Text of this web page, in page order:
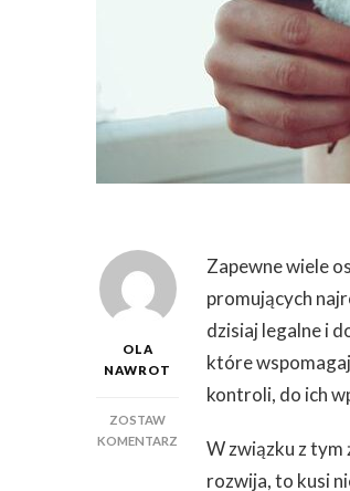
OLA
NAWROT
ZOSTAW
KOMENTARZ
JAKICH
Zapewne wiele
promujących
dzisiaj legalne i
które
kontroli, do ich
W związku z tym
rozwija, to kusi